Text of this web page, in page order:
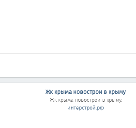
Жк крыма новострои в крыму
Жк крыма новострои в крыму.
интерстрой.рф